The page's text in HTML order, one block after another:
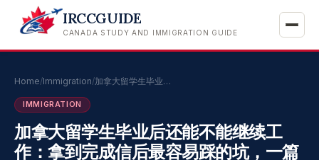
IRCCGUIDE
CANADA STUDY AND IMMIGRATION GUIDE
Home/Immigration/加拿大留学生毕业…
IMMIGRATION
加拿大留学生毕业后还能不能继续工
作：拿到完成信后最容易踩的坑，一篇